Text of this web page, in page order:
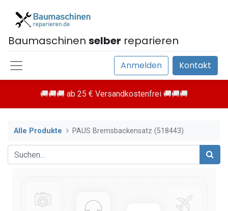
Baumaschinen selber reparieren
Anmelden Kontakt
🚚🚚🚚 ab 25 € Versandkostenfrei 🚚🚚🚚
Alle Produkte PAUS Bremsbackensatz (518443)